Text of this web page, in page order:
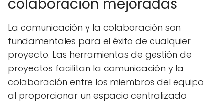
colaboración mejoradas
La comunicación y la colaboración son
fundamentales para el éxito de cualquier
proyecto. Las herramientas de gestión de
proyectos facilitan la comunicación y la
colaboración entre los miembros del equipo
al proporcionar un espacio centralizado